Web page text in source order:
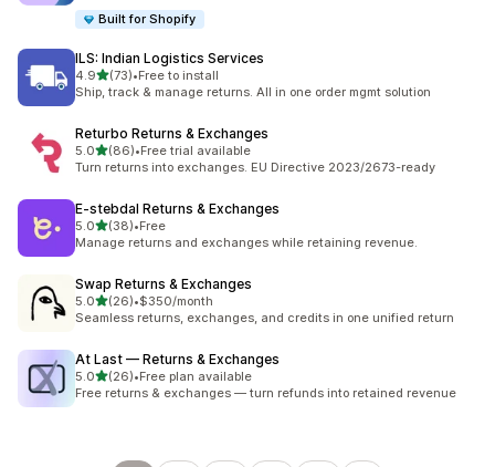
Built for Shopify
ILS: Indian Logistics Services
4.9เต็ม 5 ดาว
(73)
ทั้งหมด 73 รีวิว
•Free to install
Ship, track & manage returns. All in one order mgmt solution
Returbo Returns & Exchanges
5.0เต็ม 5 ดาว
(86)
ทั้งหมด 86 รีวิว
•Free trial available
Turn returns into exchanges. EU Directive 2023/2673-ready
E‑stebdal Returns & Exchanges
5.0เต็ม 5 ดาว
(38)
ทั้งหมด 38 รีวิว
•Free
Manage returns and exchanges while retaining revenue.
Swap Returns & Exchanges
5.0เต็ม 5 ดาว
(26)
ทั้งหมด 26 รีวิว
•$350/month
Seamless returns, exchanges, and credits in one unified return
At Last — Returns & Exchanges
5.0เต็ม 5 ดาว
(26)
ทั้งหมด 26 รีวิว
•Free plan available
Free returns & exchanges — turn refunds into retained revenue